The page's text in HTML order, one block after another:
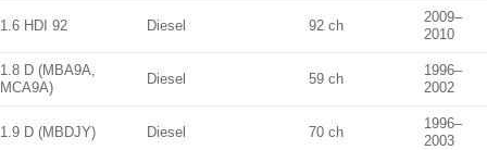
1.6 HDI 92 Diesel 92 ch
2009–
2010
1.8 D (MBA9A,
MCA9A)
Diesel 59 ch
1996–
2002
1.9 D (MBDJY) Diesel 70 ch
1996–
2003